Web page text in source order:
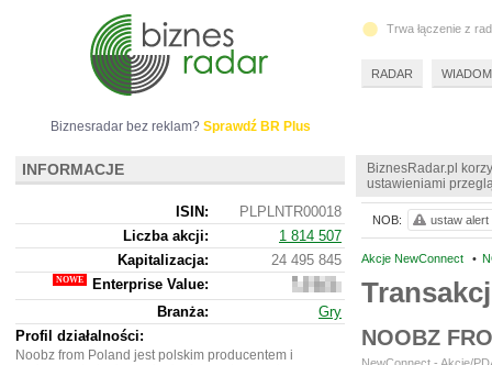
BiznesRadar.pl
ustawieniami
Akcje NewConnect •
NOOBZ
NOB: ustaw alert
Biznesradar bez reklam? Sprawdź BR Plus
INFORMACJE
ISIN:
PLPLNTR00018
Liczba akcji:
1 814 507
Kapitalizacja:
24 495 845
Enterprise Value:
23
821
845
Branża:
Gry
Profil działalności:
Noobz from Poland jest polskim producentem i
Trwa łączenie z
RADAR